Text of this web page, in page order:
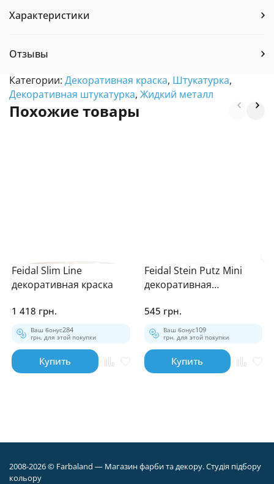
Характеристики
Отзывы
Категории: Декоративная краска, Штукатурка,
Декоративная штукатурка, Жидкий металл
Похожие товары
Feidal Slim Line
декоративная краска
1 418 грн.
Ваш бонус284
грн. для этой покупки
Купить
Feidal Stein Putz Mini
декоративная
545 грн.
Ваш бонус109
грн. для этой покупки
Купить
2008-2026 © Farbaland — Магазин фарби та декору. Студія підбору
кольору